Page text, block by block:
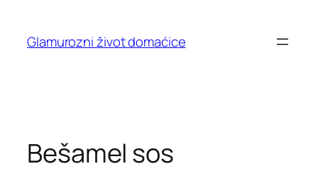
content
Glamurozni život domaćice
Bešamel sos